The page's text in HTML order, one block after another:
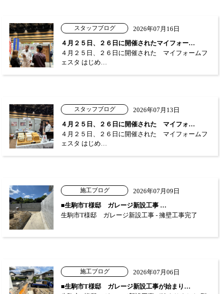
スタッフブログ
2026年07月16日
４月２５日、２６日に開催されたマイフォー…
４月２５日、２６日に開催された マイフォームフ
ェスタ はじめ…
スタッフブログ
2026年07月13日
４月２５日、２６日に開催された マイフォ…
４月２５日、２６日に開催された マイフォームフ
ェスタ はじめ…
施工ブログ
2026年07月09日
■生駒市T様邸 ガレージ新設工事 …
生駒市T様邸 ガレージ新設工事 - 擁壁工事完了
施工ブログ
2026年07月06日
■生駒市T様邸 ガレージ新設工事が始まり…